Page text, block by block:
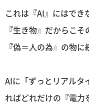
これは『AI』にはでき
『生き物』だからこそ
『偽＝人の為』の物
AIに「ずっとリアルタ
ればどれだけの『電